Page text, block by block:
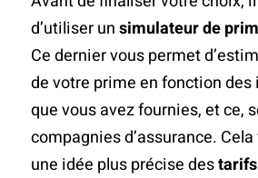
d’utiliser unsimulateur de
Ce dernier vous permet
de votre prime en fonction
que vous avez fournies, et ce,
compagnies d’assurance.
une idée plus précise destarifs